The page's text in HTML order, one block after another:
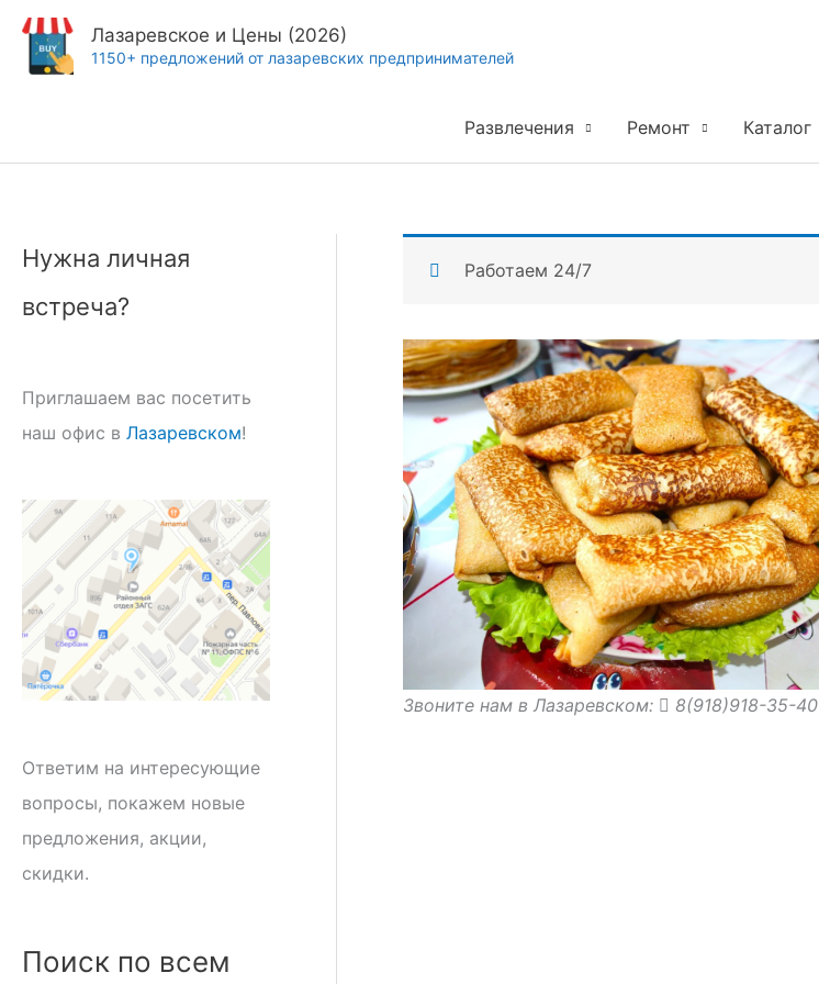
Перейти
содержимому
Лазаревское и Цены (2026)
1150+ предложений от лазаревских предпринимателей
Развлечения Ремонт Каталог
Нужна личная
встреча?
Приглашаем вас посетить
наш офис в Лазаревском!
Ответим на интересующие
вопросы, покажем новые
предложения, акции,
скидки.
Поиск по всем
Работаем 24/7
Звоните нам в Лазаревском: 8(918)918-35-40